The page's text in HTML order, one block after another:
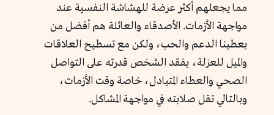
مما يجعلهم أكثر عرضة للهشاشة النفسية عند
مواجهة الأزمات. الأصدقاء والعائلة هم أفضل من
يعطينا الدعم والحب، ولكن مع تسطيح العلاقات
والميل للعزلة، يفقد الشخص قدرته على التواصل
الصحي والعطاء المتبادل، خاصة وقت الأزمات،
وبالتالي تقل صلابته في مواجهة المشاكل.